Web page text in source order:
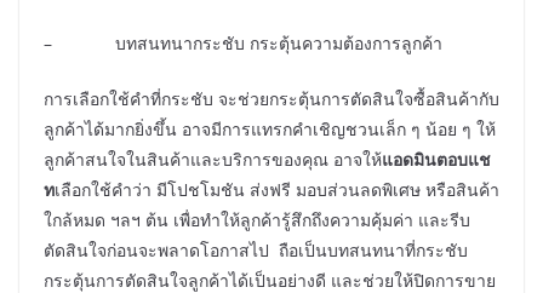
– บทสนทนากระชับ กระตุ้นความต้องการลูกค้า
การเลือกใช้คำที่กระชับ จะช่วยกระตุ้นการตัดสินใจซื้อสินค้ากับ
ลูกค้าได้มากยิ่งขึ้น อาจมีการแทรกคำเชิญชวนเล็ก ๆ น้อย ๆ ให้
ลูกค้าสนใจในสินค้าและบริการของคุณ อาจให้แอดมินตอบแช
ทเลือกใช้คำว่า มีโปชโมชัน ส่งฟรี มอบส่วนลดพิเศษ หรือสินค้า
ใกล้หมด ฯลฯ ต้น เพื่อทำให้ลูกค้ารู้สึกถึงความคุ้มค่า และรีบ
ตัดสินใจก่อนจะพลาดโอกาสไป ถือเป็นบทสนทนาที่กระชับ
กระตุ้นการตัดสินใจลูกค้าได้เป็นอย่างดี และช่วยให้ปิดการขาย